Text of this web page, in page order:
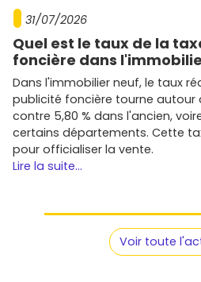
Espaces extérieurs
jardins privatifs sur les rez-
exposés.
Performance énergétique
renforcée, systèmes de
énergétique réduite.
Mobilité douce : local
électrique, proximité bus
Services de proximité
santé et espaces verts
Conseils rapides pour
Calibre ton budget en
31/07/2026
Quel est le taux de la
foncière dans
Dans l'immobilier neuf, le taux
publicité foncière tourne autour
contre 5,80 % dans l'ancien,
certains départements. Cette
pour officialiser la vente.
Lire la suite...
Voir toute